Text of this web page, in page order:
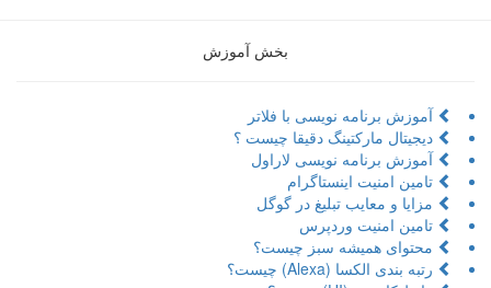
بخش آموزش
آموزش برنامه نویسی با فلاتر
دیجیتال مارکتینگ دقیقا چیست ؟
آموزش برنامه نویسی لاراول
تامین امنیت اینستاگرام
مزایا و معایب تبلیغ در گوگل
تامین امنیت وردپرس
محتوای همیشه سبز چیست؟
رتبه بندی الکسا (Alexa) چیست؟